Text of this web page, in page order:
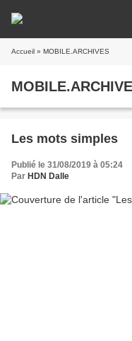
Accueil » MOBILE.ARCHIVES
Les mots simples
Publié le 31/08/2019 à 05:24
Par HDN Dalle